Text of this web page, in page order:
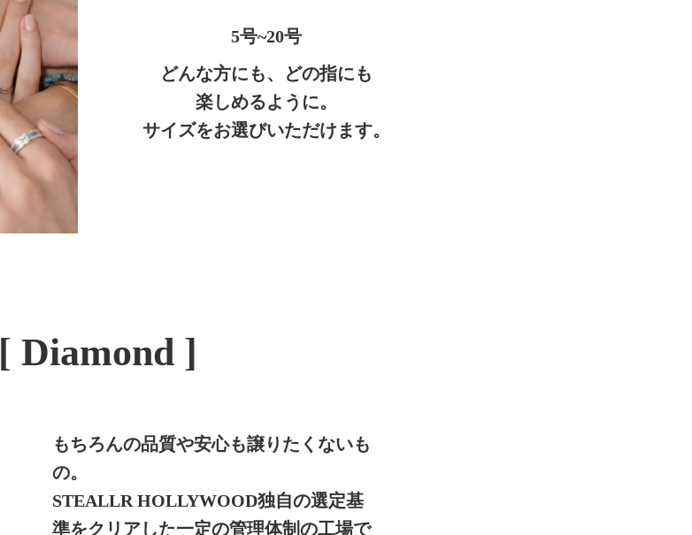
5号~20号
どんな方にも、どの指にも
楽しめるように。
サイズをお選びいただけます。
[ Diamond ]
もちろんの品質や安心も譲りたくないも
の。
STEALLR HOLLYWOOD独自の選定基
準をクリアした一定の管理体制の工場で